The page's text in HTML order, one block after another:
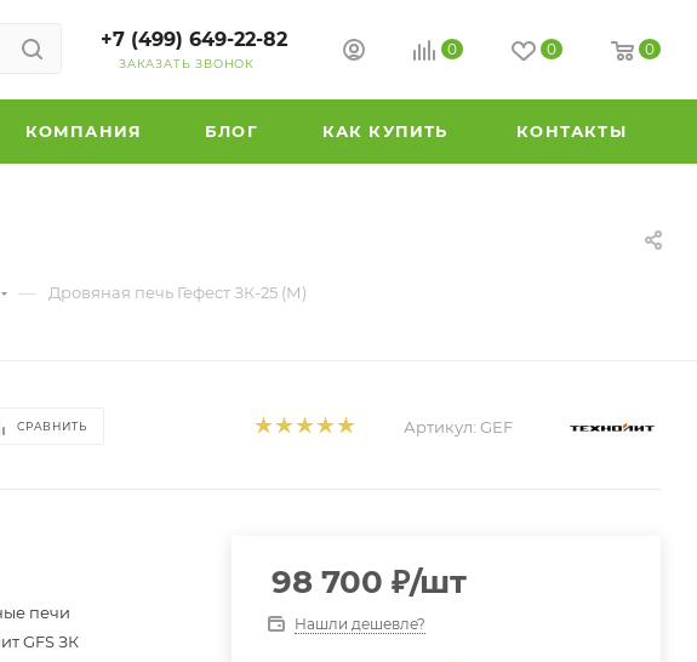
+7 (499) 649-22-82
ЗАКАЗАТЬ ЗВОНОК
0 0 0
КОМПАНИЯ БЛОГ КАК КУПИТЬ КОНТАКТЫ
— Дровяная печь Гефест ЗК-25 (М)
СРАВНИТЬ Артикул: GEF
печи
GFS ЗК
98 700 ₽/шт
Нашли дешевле?